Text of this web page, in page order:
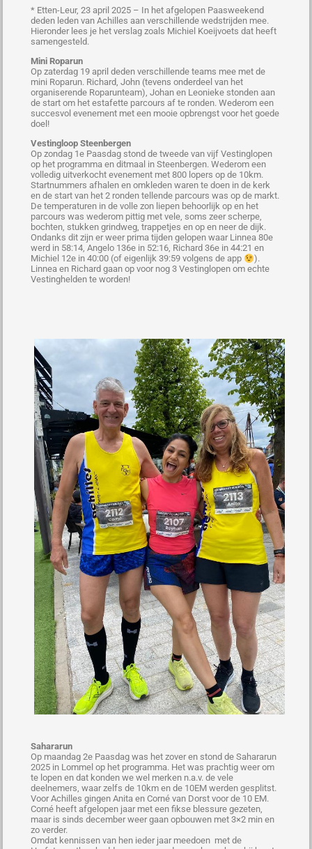
* Etten-Leur, 23 april 2025 – In het afgelopen Paasweekend
deden leden van Achilles aan verschillende wedstrijden mee.
Hieronder lees je het verslag zoals Michiel Koeijvoets dat heeft
samengesteld.
Mini Roparun
Op zaterdag 19 april deden verschillende teams mee met de
mini Roparun. Richard, John (tevens onderdeel van het
organiserende Roparunteam), Johan en Leonieke stonden aan
de start om het estafette parcours af te ronden. Wederom een
succesvol evenement met een mooie opbrengst voor het goede
doel!
Vestingloop Steenbergen
Op zondag 1e Paasdag stond de tweede van vijf Vestinglopen
op het programma en ditmaal in Steenbergen. Wederom een
volledig uitverkocht evenement met 800 lopers op de 10km.
Startnummers afhalen en omkleden waren te doen in de kerk
en de start van het 2 ronden tellende parcours was op de markt.
De temperaturen in de volle zon liepen behoorlijk op en het
parcours was wederom pittig met vele, soms zeer scherpe,
bochten, stukken grindweg, trappetjes en op en neer de dijk.
Ondanks dit zijn er weer prima tijden gelopen waar Linnea 80e
werd in 58:14, Angelo 136e in 52:16, Richard 36e in 44:21 en
Michiel 12e in 40:00 (of eigenlijk 39:59 volgens de app
).
Linnea en Richard gaan op voor nog 3 Vestinglopen om echte
Vestinghelden te worden!
Sahararun
Op maandag 2e Paasdag was het zover en stond de Sahararun
2025 in Lommel op het programma. Het was prachtig weer om
te lopen en dat konden we wel merken n.a.v. de vele
deelnemers, waar zelfs de 10km en de 10EM werden gesplitst.
Voor Achilles gingen Anita en Corné van Dorst voor de 10 EM.
Corné heeft afgelopen jaar met een fikse blessure gezeten,
maar is sinds december weer gaan opbouwen met 3×2 min en
zo verder.
Omdat kennissen van hen ieder jaar meedoen met de